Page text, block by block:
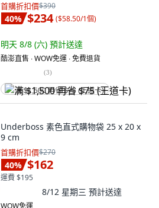
首購折扣價$390
40% $234 ($58.50/1個)
明天 8/8 (六) 預計送達
酷澎直售 ∙ WOW免運 ∙ 免費退貨
(3)
满 $1,500 再省 $75 (王道卡)
Underboss 素色直式購物袋 25 x 20 x
9 cm
首購折扣價$270
40% $162
運費 $195
8/12 星期三 預計送達
WOW免運